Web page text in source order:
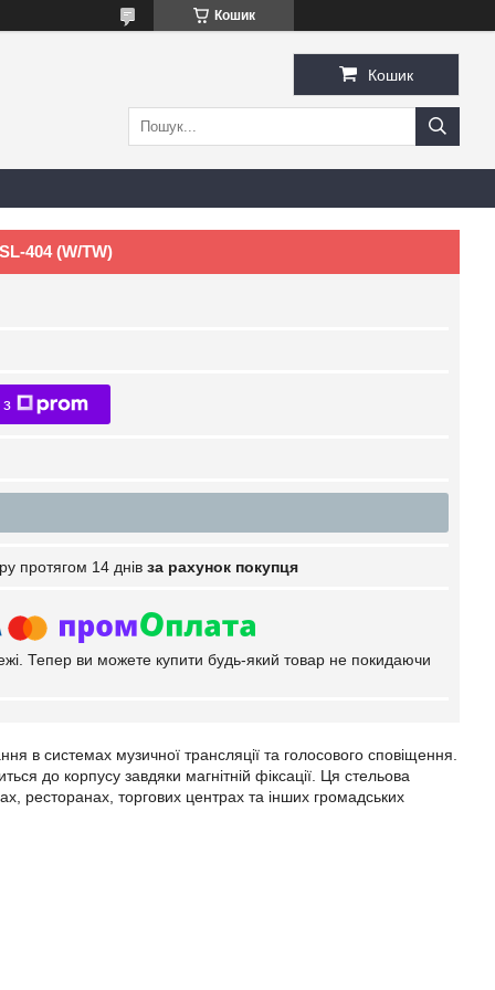
Кошик
Кошик
404 (W/TW)
протягом 14 днів за рахунок покупця
Тепер ви можете купити будь-який товар не покидаючи
в системах музичної трансляції та голосового сповіщення.
до корпусу завдяки магнітній фіксації. Ця стельова
ресторанах, торгових центрах та інших громадських